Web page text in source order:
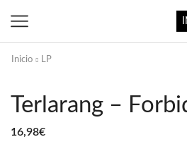
Inicio LP
Terlarang –
16,98€